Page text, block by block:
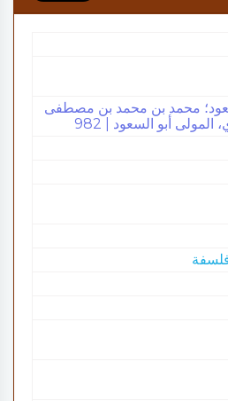
محمد بن محمد بن مصطفى
المولى أبو السعود | 982